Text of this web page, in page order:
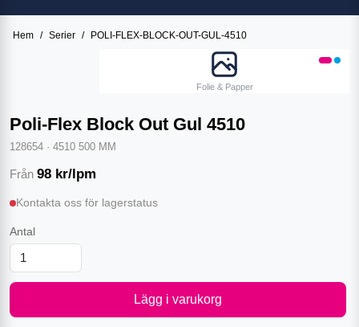
Hem / Serier / POLI-FLEX-BLOCK-OUT-GUL-4510
Folie & Papper
Poli-Flex Block Out Gul 4510
128654 · 4510 500 MM
Från 98 kr/lpm
Kontakta oss för lagerstatus
Antal
Lägg i varukorg